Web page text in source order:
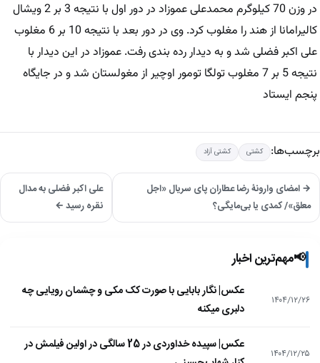
در وزن 70 کیلوگرم محمدعلی عموزاد در دور اول با نتیجه 3 بر 2 ویشال
کالیرامانا از هند را مغلوب کرد. وی در دور بعد با نتیجه 10 بر 6 مغلوب
علی اکبر فضلی شد و به دیدار رده بندی رفت. عموزاد در این دیدار با
نتیجه 5 بر 7 مغلوب تولگا تومور اوچیر از مغولستان شد و در جایگاه
پنجم ایستاد
برچسب‌ها: کشتی کشتی آزاد
→ امضای وارونۀ رضا عطاران پای سریال «اجل
معلق»/ کمدی یا بی‌مایگی؟
علی اکبر فضلی به مدال
نقره رسید ←
📢مهم‌ترین اخبار
۱۴۰۴/۱۲/۲۶
عکس| نگار بابایی با صورت کک مکی و چشمان رویایی چه
دلبری میکنه
۱۴۰۴/۱۲/۲۵
عکس| سپیده خداوردی در 25 سالگی در اولین فیلمش در